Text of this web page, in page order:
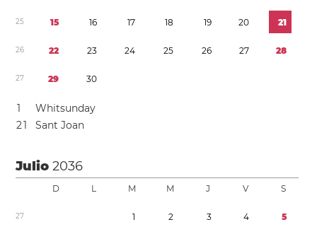
25 15 16 17 18 19 20 21
26 22 23 24 25 26 27 28
27 29 30
1
Whitsunday
21 Sant Joan
Julio2036
D L M M J V S
27 1 2 3 4 5